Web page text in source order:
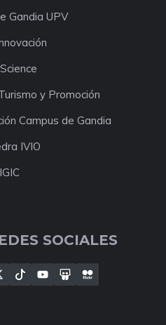
Gandia UPV
y Promoción
Campus de Gandia
IVIO
IGIC
SOCIALES